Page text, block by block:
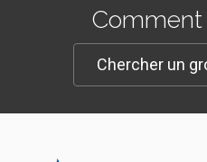
Comment
Chercher un